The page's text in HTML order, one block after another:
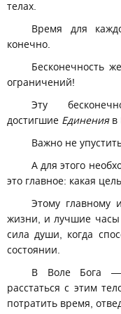
телах.
Время для
конечно.
Бесконечность
ограничений!
Эту
достигшие Единенияв
Важно не
А для этого
это главное: какая
Этому главному
жизни, и лучшие часы
сила души, когда
состоянии.
В Воле Бога —
расстаться с этим
потратить время,